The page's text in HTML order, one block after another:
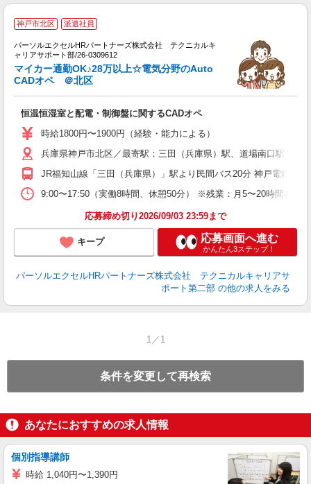
神戸市北区 派遣社員
パーソルエクセルHRパートナーズ株式会社 テクニカルキ
ャリアサポート部/26-0309612
マイカー通勤OK♪28万以上☆電気分野のAuto
CADオペ ＠北区
恒温恒湿室と配電・制御盤に関するCADオペ
時給1800円〜1900円（経験・能力による）
兵庫県神戸市北区／最寄駅：三田（兵庫県）駅、道場南口駅 車
JR福知山線「三田（兵庫県）」駅より民間バス20分 神戸電鉄三
9:00〜17:50（実働8時間、休憩50分） ※残業：月5〜20時間程度
応募締め切り2026/09/03 23:59まで
キープ 応募画面へ進む
かんたん3ステップ！
パーソルエクセルHRパートナーズ株式会社 テクニカルキャリアサ
ポート第二部 の他の求人をみる
1／1
条件を変更して再検索
あなたにおすすめの求人情報
個別指導講師
時給 1,040円〜1,390円